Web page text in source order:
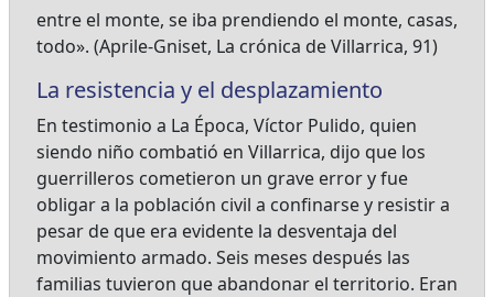
entre el monte, se iba prendiendo el monte, casas,
todo». (Aprile-Gniset, La crónica de Villarrica, 91)
La resistencia y el desplazamiento
En testimonio a La Época, Víctor Pulido, quien
siendo niño combatió en Villarrica, dijo que los
guerrilleros cometieron un grave error y fue
obligar a la población civil a confinarse y resistir a
pesar de que era evidente la desventaja del
movimiento armado. Seis meses después las
familias tuvieron que abandonar el territorio. Eran